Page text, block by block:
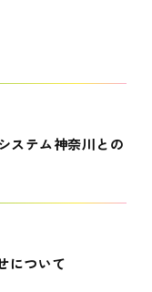
ステム神奈川との
について